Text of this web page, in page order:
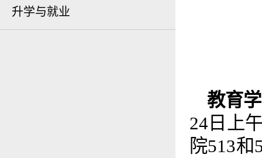
升学与就业
教育
24日上
院513